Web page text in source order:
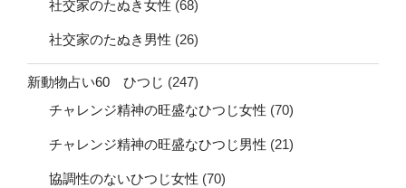
社交家のたぬき女性 (68)
社交家のたぬき男性 (26)
新動物占い60 ひつじ (247)
チャレンジ精神の旺盛なひつじ女性 (70)
チャレンジ精神の旺盛なひつじ男性 (21)
協調性のないひつじ女性 (70)